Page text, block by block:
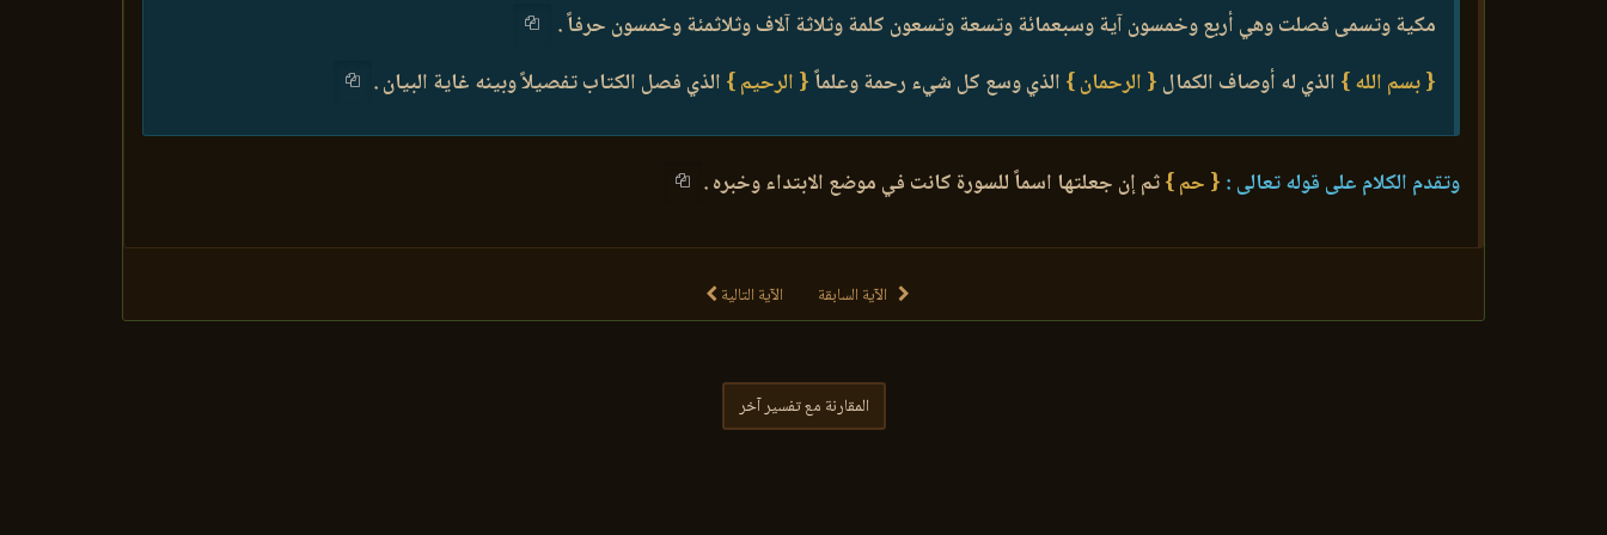
مكية وتسمى فصلت وهي أربع وخمسون آية وسبعمائة وتسعة وتسعون كلمة وثلاثة آلاف وثلاثمئة وخمسون حرفاً .
{ بسم الله } الذي له أوصاف الكمال { الرحمان } الذي وسع كل شيء رحمة وعلماً{ الرحيم } الذي فصل الكتاب تفصيلاً وبينه غاية البيان .
وتقدم الكلام على قوله تعالى : { حم }ثم إن جعلتها اسماً للسورة كانت في موضع الابتداء وخبره .
الآية السابقة الآية التالية
المقارنة مع تفسير آخر